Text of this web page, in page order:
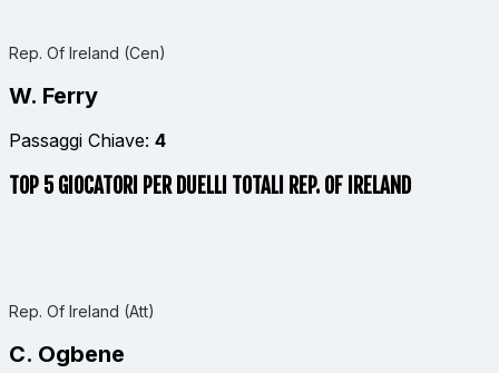
Rep. Of Ireland (Cen)
W. Ferry
Passaggi Chiave: 4
TOP 5 GIOCATORI PER DUELLI TOTALI REP. OF IRELAND
Rep. Of Ireland (Att)
C. Ogbene